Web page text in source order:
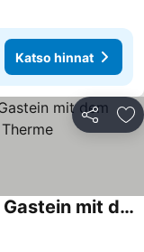
Katso hinnat
Jaa
Hotel Norica - Thermenhotels Gastein mit dem Bademantel direkt in die Therme